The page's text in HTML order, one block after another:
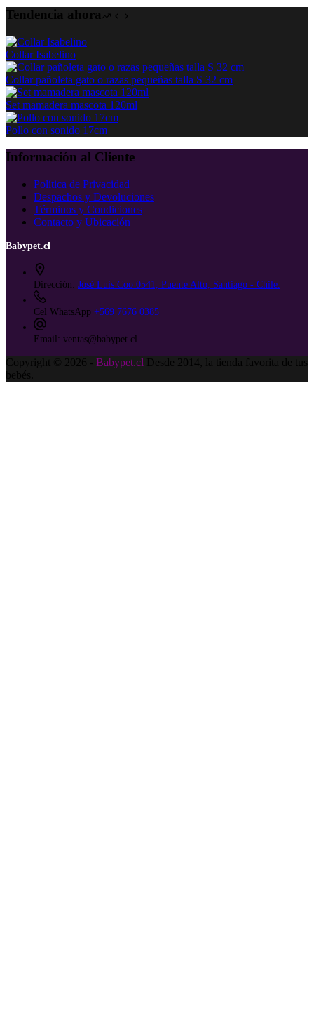
Tendencia ahora
Collar Isabelino
Collar pañoleta gato o razas pequeñas talla S 32 cm
Set mamadera mascota 120ml
Pollo con sonido 17cm
Información al Cliente
Política de Privacidad
Despachos y Devoluciones
Términos y Condiciones
Contacto y Ubicación
Babypet.cl
Dirección: José Luis Coo 0541, Puente Alto, Santiago - Chile.
Cel WhatsApp +569 7676 0385
Email: ventas@babypet.cl
Copyright © 2026 - Babypet.cl Desde 2014, la tienda favorita de tus
bebés.